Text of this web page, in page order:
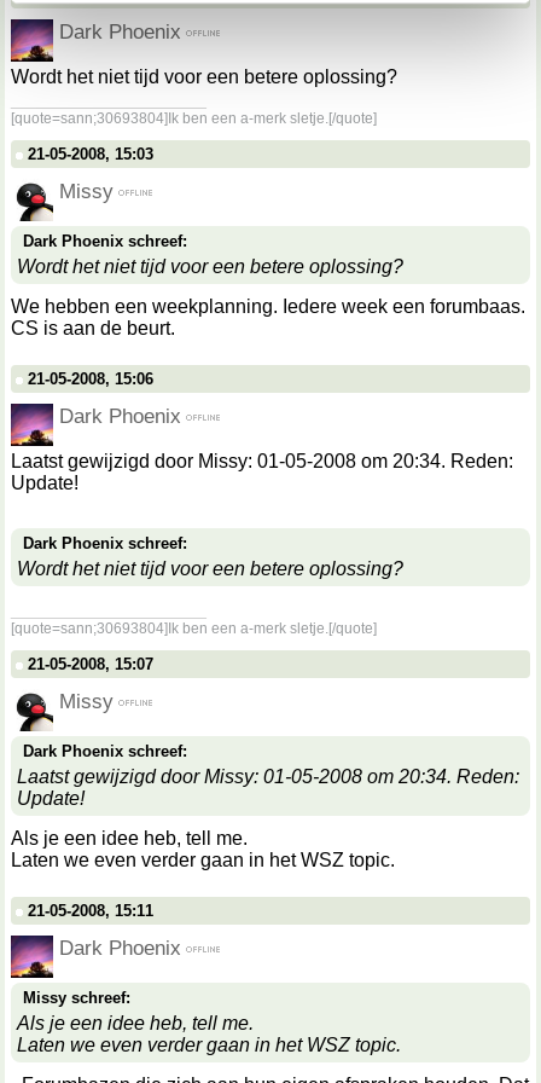
We werken samen met67 derdendie uw gegevens
kunnen ontvangen en verwerken.
Dark Phoenix
Wordt het niet tijd voor een betere oplossing?
[quote=sann;30693804]Ik ben een a-merk sletje.[/quote]
21-05-2008, 15:03
Missy
Dark Phoenix schreef:
Wordt het niet tijd voor een betere oplossing?
We hebben een weekplanning. Iedere week een forumbaas.
CS is aan de beurt.
21-05-2008, 15:06
Dark Phoenix
Laatst gewijzigd door Missy: 01-05-2008 om 20:34. Reden:
Update!
Dark Phoenix schreef:
Wordt het niet tijd voor een betere oplossing?
[quote=sann;30693804]Ik ben een a-merk sletje.[/quote]
21-05-2008, 15:07
Missy
Dark Phoenix schreef:
Laatst gewijzigd door Missy: 01-05-2008 om 20:34. Reden:
Update!
Als je een idee heb, tell me.
Laten we even verder gaan in het WSZ topic.
21-05-2008, 15:11
Dark Phoenix
Missy schreef:
Als je een idee heb, tell me.
Laten we even verder gaan in het WSZ topic.